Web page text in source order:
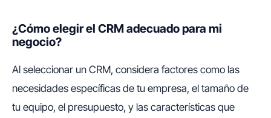
¿Cómo elegir el CRM adecuado para mi
negocio?
Al seleccionar un CRM, considera factores como las
necesidades específicas de tu empresa, el tamaño de
tu equipo, el presupuesto, y las características que